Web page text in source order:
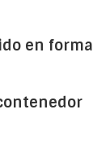
en forma